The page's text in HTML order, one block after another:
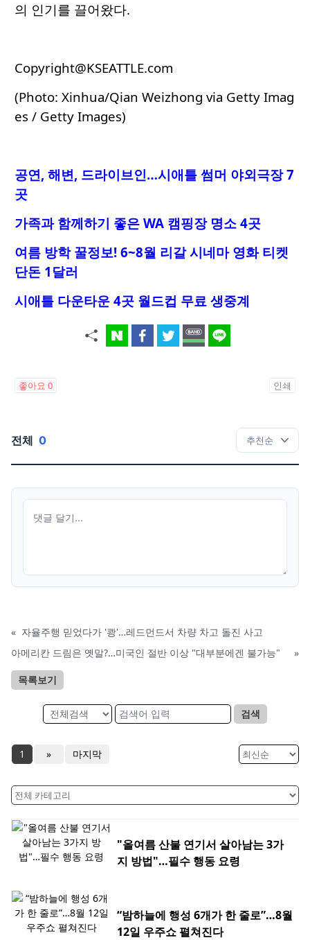
의 인기를 끌어왔다.
Copyright@KSEATTLE.com
(Photo: Xinhua/Qian Weizhong via Getty Imag
es / Getty Images)
공연, 해변, 드라이브인…시애틀 썸머 야외극장 7
곳
가족과 함께하기 좋은 WA 캠핑장 명소 4곳
여름 방학 꿀정보! 6~8월 리갈 시네마 영화 티켓
단돈 1달러
시애틀 다운타운 4곳 월드컵 무료 생중계
좋아요 0 인쇄
전체 0
« 자율주행 믿었다가 '쾅'…레드먼드서 차량 차고 돌진 사고
아메리칸 드림은 옛말?…미국인 절반 이상 "대부분에겐 불가능"
»
목록보기
검색
1 » 마지막
"올여름 산불 연기서 살아남는 3가
지 방법"…필수 행동 요령
“밤하늘에 행성 6개가 한 줄로”…8월
12일 우주쇼 펼쳐진다